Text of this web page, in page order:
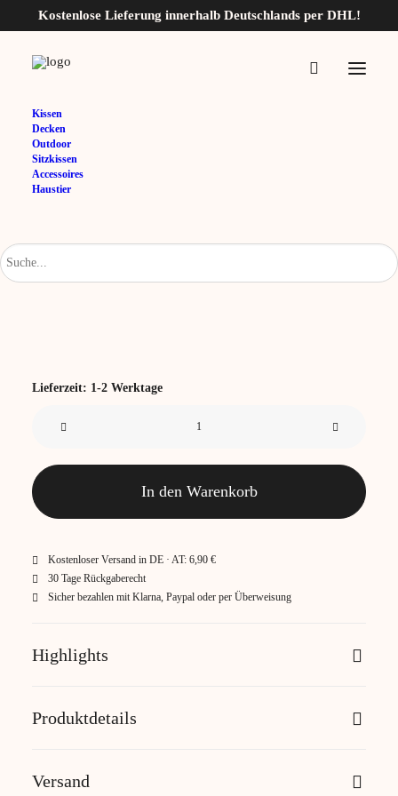
Kostenlose Lieferung innerhalb Deutschlands per DHL!
Kissen
Decken
Outdoor
Sitzkissen
Accessoires
Haustier
Milano-40×60
16,95
Variante
Lieferzeit: 1-2 Werktage
Menge
In den Warenkorb
Kostenloser Versand in DE · AT: 6,90 €
30 Tage Rückgaberecht
Sicher bezahlen mit Klarna, Paypal oder per Überweisung
Highlights
Produktdetails
Versand